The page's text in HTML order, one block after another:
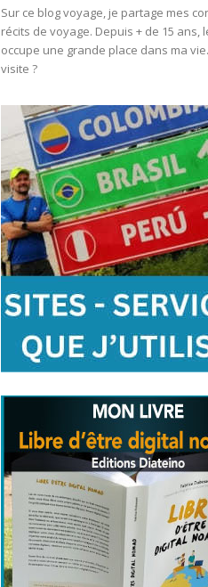
Sur ce blog voyage, je partage mes
récits de voyage. Depuis + de 15 ans,
occupe une grande place dans ma
visite ?